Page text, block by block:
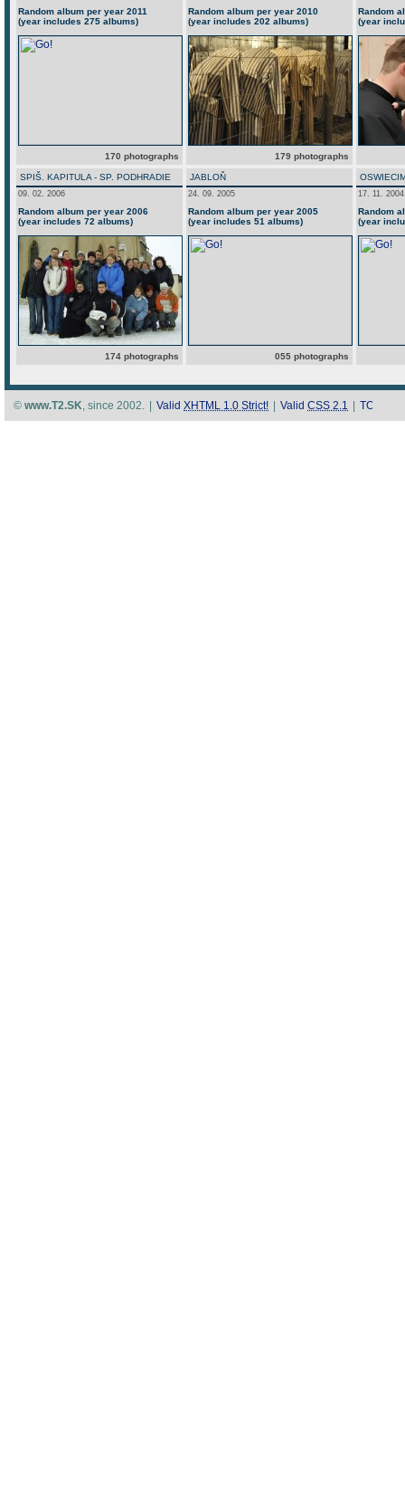
Random album per year 2011
(year includes 275 albums)
170 photographs
Random album per year 2010
(year includes 202 albums)
179 photographs
Random
(year
SPIŠ. KAPITULA - SP. PODHRADIE
09. 02. 2006
Random album per year 2006
(year includes 72 albums)
174 photographs
JABLOŇ
24. 09. 2005
Random album per year 2005
(year includes 51 albums)
055 photographs
17. 11. 2004
Random
(year
© www.T2.SK, since 2002. Valid XHTML 1.0 Strict! Valid CSS 2.1